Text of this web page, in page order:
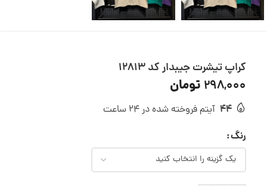
کراپ تیشرت جیبدار کد 12813
298,000 تومان
44 آیتم فروخته شده در 24 ساعت
رنگ